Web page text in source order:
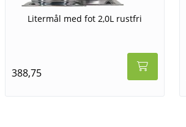
Litermål med fot 2,0L rustfri
388,75